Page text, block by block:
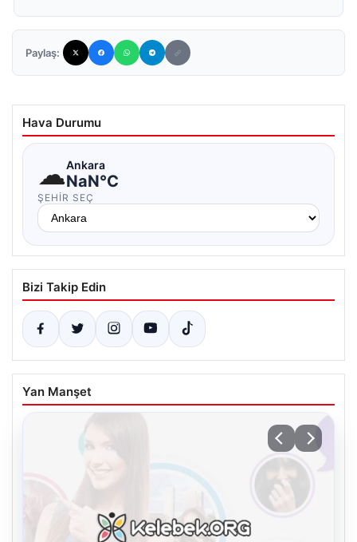
Paylaş:
Hava Durumu
☁Ankara
NaN°C
ŞEHIR SEÇ
Bizi Takip Edin
Yan Manşet